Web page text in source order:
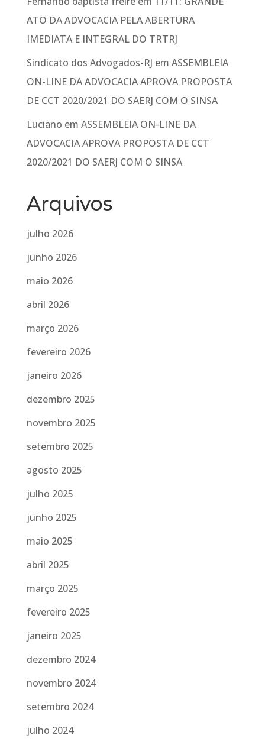
ATO DA ADVOCACIA PELA ABERTURA
IMEDIATA E INTEGRAL DO TRTRJ
Sindicato dos Advogados-RJ em ASSEMBLEIA
ON-LINE DA ADVOCACIA APROVA PROPOSTA
DE CCT 2020/2021 DO SAERJ COM O SINSA
Luciano em ASSEMBLEIA ON-LINE DA
ADVOCACIA APROVA PROPOSTA DE CCT
2020/2021 DO SAERJ COM O SINSA
Arquivos
julho 2026
junho 2026
maio 2026
abril 2026
março 2026
fevereiro 2026
janeiro 2026
dezembro 2025
novembro 2025
setembro 2025
agosto 2025
julho 2025
junho 2025
maio 2025
abril 2025
março 2025
fevereiro 2025
janeiro 2025
dezembro 2024
novembro 2024
setembro 2024
julho 2024